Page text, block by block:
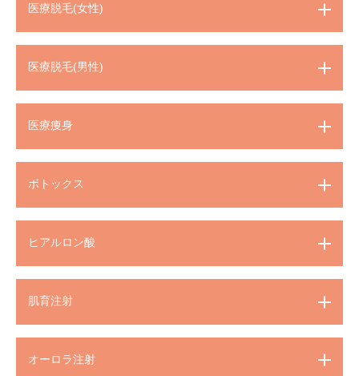
医療脱毛(女性)
医療脱毛(男性)
医療痩身
ボトックス
ヒアルロン酸
肌育注射
オーロラ注射